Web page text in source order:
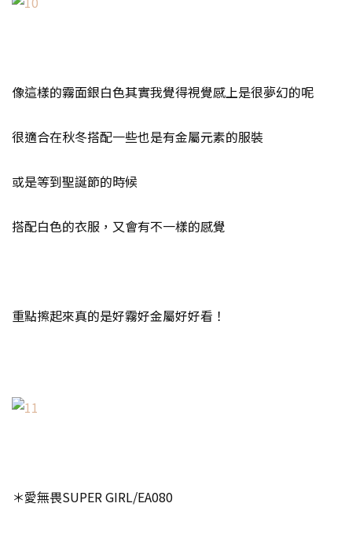
像這樣的霧面銀白色其實我覺得視覺感上是很夢幻的呢
很適合在秋冬搭配一些也是有金屬元素的服裝
或是等到聖誕節的時候
搭配白色的衣服，又會有不一樣的感覺
重點擦起來真的是好霧好金屬好好看！
＊愛無畏SUPER GIRL/EA080